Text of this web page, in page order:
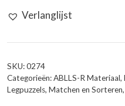
Verlanglijst
SKU:0274
Categorieën:ABLLS-R Materiaal,
Legpuzzels, Matchen en Sorteren,